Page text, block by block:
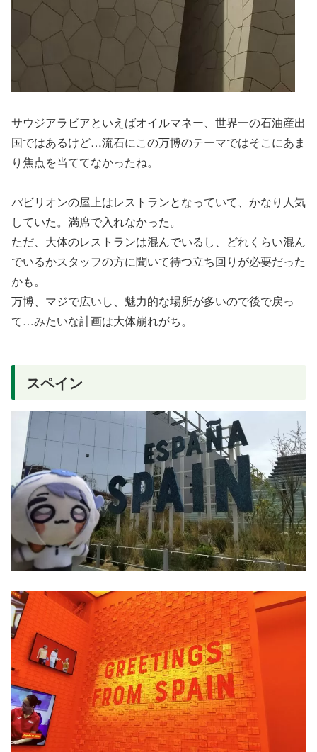
サウジアラビアといえばオイルマネー、世界一の石油産出
国ではあるけど…流石にこの万博のテーマではそこにあま
り焦点を当ててなかったね。
パビリオンの屋上はレストランとなっていて、かなり人気
していた。満席で入れなかった。
ただ、大体のレストランは混んでいるし、どれくらい混ん
でいるかスタッフの方に聞いて待つ立ち回りが必要だった
かも。
万博、マジで広いし、魅力的な場所が多いので後で戻っ
て…みたいな計画は大体崩れがち。
スペイン